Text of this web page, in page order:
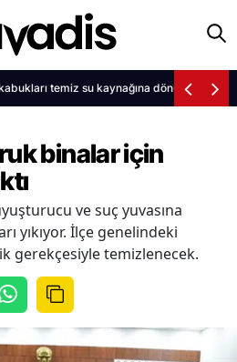
temiz su kaynağına dönüşüyor
binalar için
ve suç yuvasına
yıkıyor. İlçe genelindeki
gerekçesiyle temizlenecek.